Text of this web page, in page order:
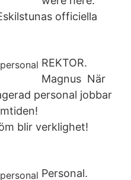
officiella
REKTOR.
Magnus När
personal jobbar
blir verklighet!
Personal.